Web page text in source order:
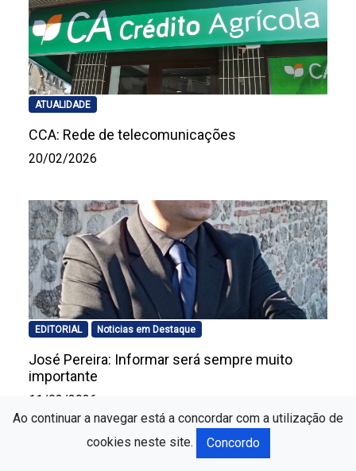
ATUALIDADE
CCA: Rede de telecomunicações
20/02/2026
EDITORIAL Noticias em Destaque
José Pereira: Informar será sempre muito
importante
11/02/2026
Ao continuar a navegar está a concordar com a utilização de
cookies neste site.
Concordo